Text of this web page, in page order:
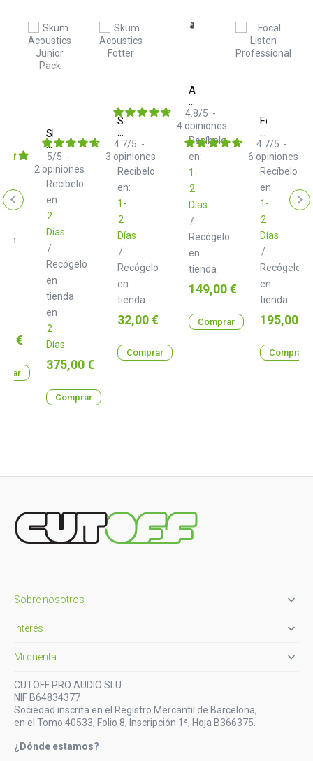
€
Skum
Acoustics
Junior
Pack
Recíbelo
en:
2
Días
/
Recógelo
en
tienda
en
2
Días.
5/5 -
2 opiniones
Precio
375,00 €
Comprar
Skum
Acoustics
Fotter
Recíbelo
en:
1-
2
Días
/
Recógelo
en
tienda
4.7/5 -
3 opiniones
Precio
32,00 €
Comprar
Audio
Technica
ATH
M50x
Recíbelo
en:
1-
2
Días
/
Recógelo
en
tienda
4.8/5 -
4 opiniones
Precio
149,00 €
Comprar
Focal
Listen
Recíbelo
en:
1-
2
Días
/
Recógelo
en
tienda
4.7/5 -
6 opiniones
Precio
195,00 €
Comprar
Sobre nosotros 
Interés 
Mi cuenta 
CUTOFF PRO AUDIO SLU
NIF B64834377
Sociedad inscrita en el Registro Mercantil de Barcelona,
en el Tomo 40533, Folio 8, Inscripción 1ª, Hoja B366375.
¿Dónde estamos?